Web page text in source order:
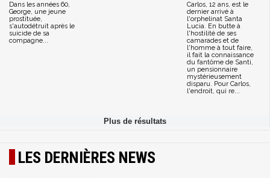
Dans les années 60,
George, une jeune
prostituée,
s'autodétruit après le
suicide de sa
compagne...
Carlos, 12 ans, est le
dernier arrivé à
l'orphelinat Santa
Lucia. En butte à
l'hostilité de ses
camarades et de
l'homme à tout faire,
il fait la connaissance
du fantôme de Santi,
un pensionnaire
mystérieusement
disparu. Pour Carlos,
l'endroit, qui re...
LES DERNIÈRES NEWS